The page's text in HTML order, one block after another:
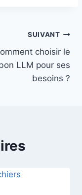
SUIVANT
choisir le
LLM pour ses
besoins ?